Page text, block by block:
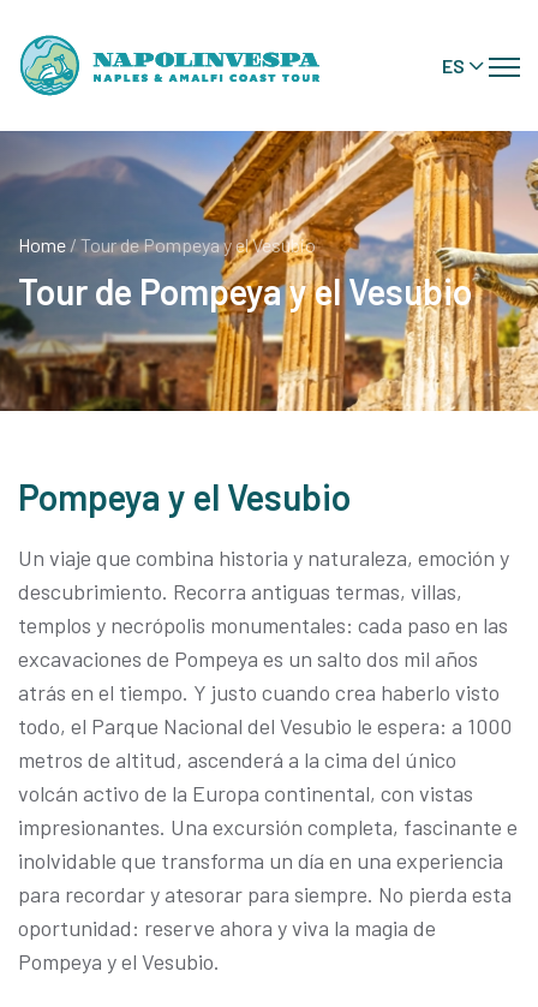
ES
Home/ Tour de Pompeya y el Vesubio
Tour de Pompeya y el Vesubio
Pompeya y el Vesubio
Un viaje que combina historia y naturaleza, emoción y
descubrimiento. Recorra antiguas termas, villas,
templos y necrópolis monumentales: cada paso en las
excavaciones de Pompeya es un salto dos mil años
atrás en el tiempo. Y justo cuando crea haberlo visto
todo, el Parque Nacional del Vesubio le espera: a 1000
metros de altitud, ascenderá a la cima del único
volcán activo de la Europa continental, con vistas
impresionantes. Una excursión completa, fascinante e
inolvidable que transforma un día en una experiencia
para recordar y atesorar para siempre. No pierda esta
oportunidad: reserve ahora y viva la magia de
Pompeya y el Vesubio.